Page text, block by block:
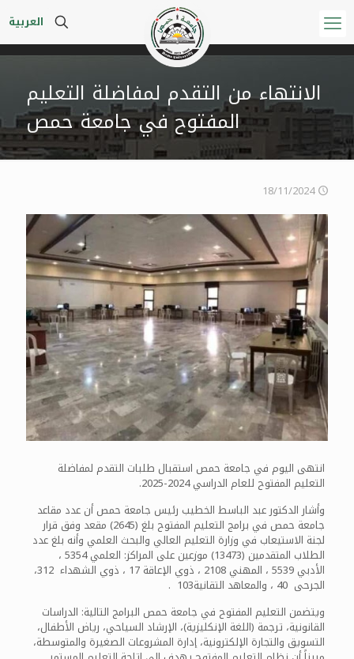
العربية
الانتهاء من التقدم لمفاضلة التعليم
المفتوح في جامعة حمص
18/11/2024
انتهى اليوم في جامعة حمص استقبال طلبات التقدم لمفاضلة
التعليم المفتوح للعام الدراسي 2024-2025.
وأشار الدكتور عبد الباسط الخطيب رئيس جامعة حمص أن عدد مقاعد
جامعة حمص في برامج التعليم المفتوح بلغ (2645) مقعد وفق قرار
لجنة الاستيعاب في وزارة التعليم العالي والبحث العلمي وأنه بلغ عدد
الطلاب المتقدمين (13473) موزعين على المراكز: العلمي 5354 ،
الأدبي 5539 ، المهني 2108 ، ذوي الإعاقة 17 ، ذوي الشهداء 312،
الجرحى 40 ، والمعاهد التقانية103 .
ويتضمن التعليم المفتوح في جامعة حمص البرامج التالية: الدراسات
القانونية، ترجمة (اللغة الإنكليزية)، الإرشاد السياحي، رياض الأطفال،
التسويق والتجارة الإلكترونية، إدارة المشروعات الصغيرة والمتوسطة،